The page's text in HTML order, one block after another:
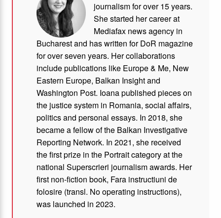
journalism for over 15 years.
She started her career at
Mediafax news agency in
Bucharest and has written for DoR magazine
for over seven years. Her collaborations
include publications like Europe & Me, New
Eastern Europe, Balkan Insight and
Washington Post. Ioana published pieces on
the justice system in Romania, social affairs,
politics and personal essays. In 2018, she
became a fellow of the Balkan Investigative
Reporting Network. In 2021, she received
the first prize in the Portrait category at the
national Superscrieri journalism awards. Her
first non-fiction book, Fara instructiuni de
folosire (transl. No operating instructions),
was launched in 2023.